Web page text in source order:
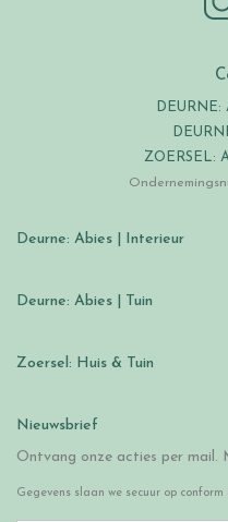
DEURNE:
ZOERSEL:
Deurne: Abies | Interieur
Deurne: Abies | Tuin
Zoersel: Huis & Tuin
Nieuwsbrief
Ontvang onze acties per mail.
Gegevens slaan we secuur op conform